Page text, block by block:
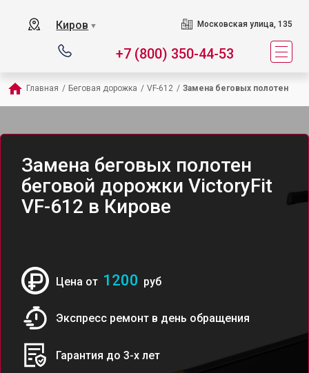
Киров ▼ Московская улица, 135
+7 (800) 350-44-53
Главная / Беговая дорожка / VF-612 / Замена беговых полотен
Замена беговых полотен
беговой дорожки VictoryFit
VF-612 в Кирове
Цена от 1200 руб
Экспресс ремонт в день обращения
Гарантия до 3-х лет